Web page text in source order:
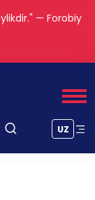
— Forobiy
UZ